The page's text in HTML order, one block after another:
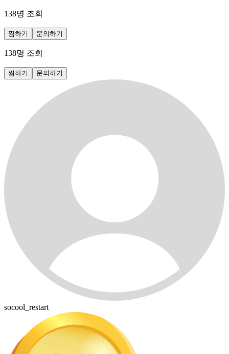
138명 조회
찜하기 문의하기
138명 조회
찜하기 문의하기
socool_restart